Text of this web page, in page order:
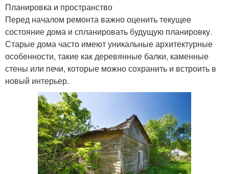
Планировка и пространство
Перед началом ремонта важно оценить текущее
состояние дома и спланировать будущую планировку.
Старые дома часто имеют уникальные архитектурные
особенности, такие как деревянные балки, каменные
стены или печи, которые можно сохранить и встроить в
новый интерьер.